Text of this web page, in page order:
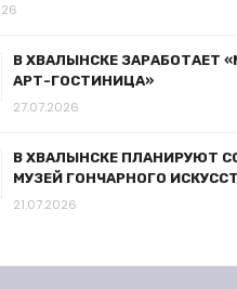
В ХВАЛЫНСКЕ ЗАРАБОТАЕТ
АРТ-ГОСТИНИЦА»
27.07.2026
В ХВАЛЫНСКЕ ПЛАНИРУЮТ
МУЗЕЙ ГОНЧАРНОГО
21.07.2026